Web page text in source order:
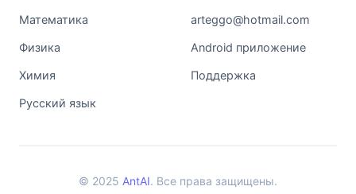
Математика
Физика
Химия
Русский язык
arteggo@hotmail.com
Android приложение
Поддержка
© 2025 AntAI. Все права защищены.